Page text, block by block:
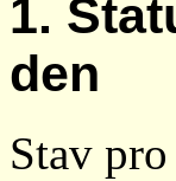
1.
den
Stav